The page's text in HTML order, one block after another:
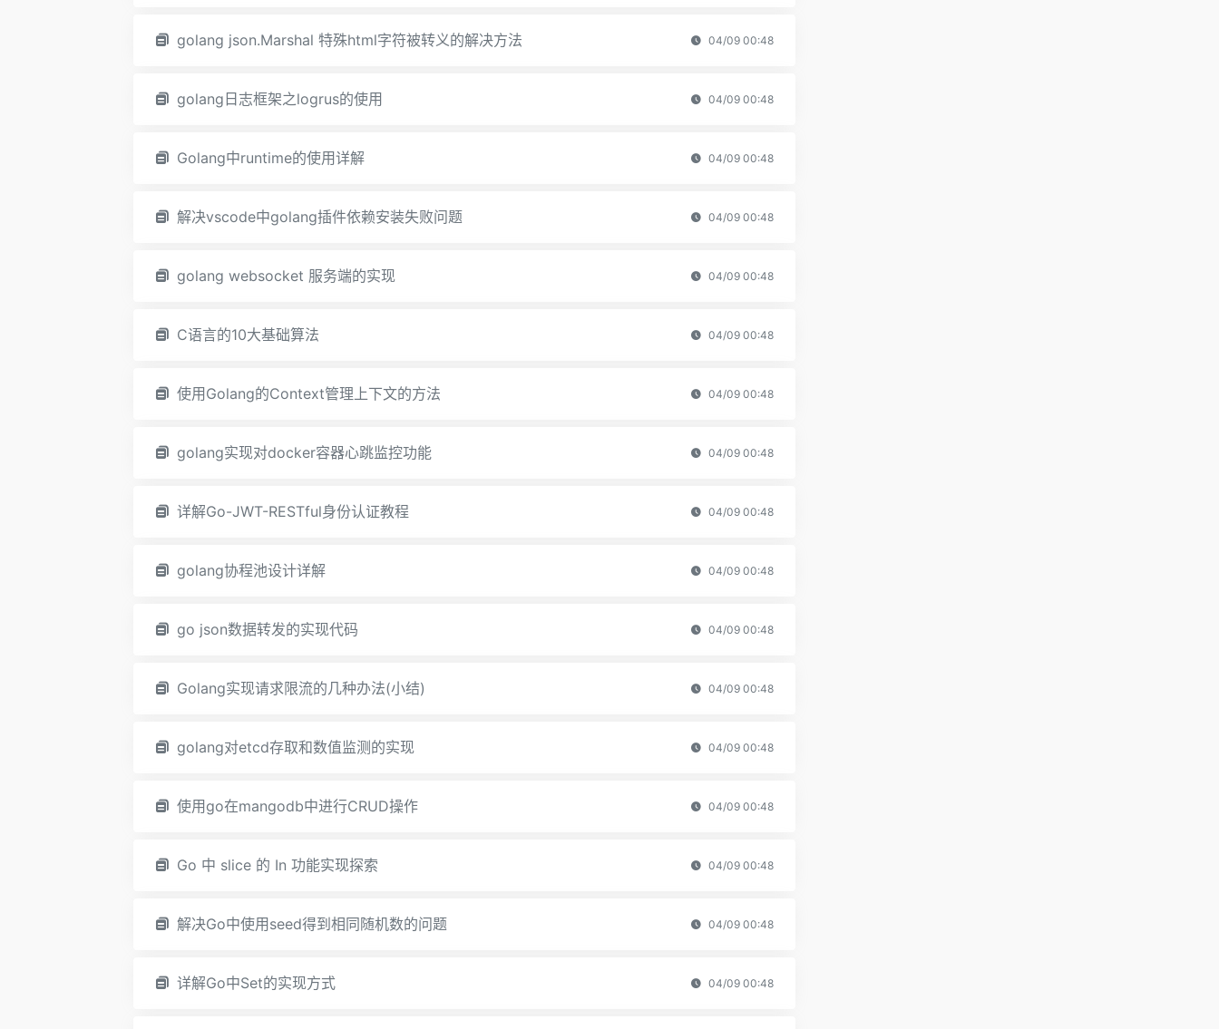
golang json.Marshal 特殊html字符被转义的解决方法 04/09 00:48
golang日志框架之logrus的使用 04/09 00:48
Golang中runtime的使用详解 04/09 00:48
解决vscode中golang插件依赖安装失败问题 04/09 00:48
golang websocket 服务端的实现 04/09 00:48
C语言的10大基础算法 04/09 00:48
使用Golang的Context管理上下文的方法 04/09 00:48
golang实现对docker容器心跳监控功能 04/09 00:48
详解Go-JWT-RESTful身份认证教程 04/09 00:48
golang协程池设计详解 04/09 00:48
go json数据转发的实现代码 04/09 00:48
Golang实现请求限流的几种办法(小结) 04/09 00:48
golang对etcd存取和数值监测的实现 04/09 00:48
使用go在mangodb中进行CRUD操作 04/09 00:48
Go 中 slice 的 In 功能实现探索 04/09 00:48
解决Go中使用seed得到相同随机数的问题 04/09 00:48
详解Go中Set的实现方式 04/09 00:48